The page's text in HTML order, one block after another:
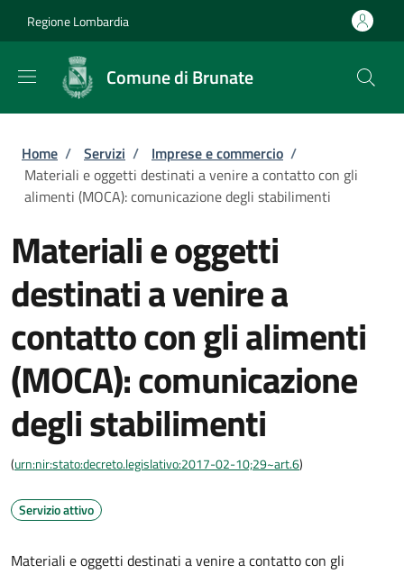
Regione Lombardia
Comune di Brunate
Briciole di pane
Home / Servizi / Imprese e commercio /
Materiali e oggetti destinati a venire a contatto con gli
alimenti (MOCA): comunicazione degli stabilimenti
Materiali e oggetti
destinati a venire a
contatto con gli alimenti
(MOCA): comunicazione
degli stabilimenti
(urn:nir:stato:decreto.legislativo:2017-02-10;29~art.6)
Servizio attivo
Materiali e oggetti destinati a venire a contatto con gli